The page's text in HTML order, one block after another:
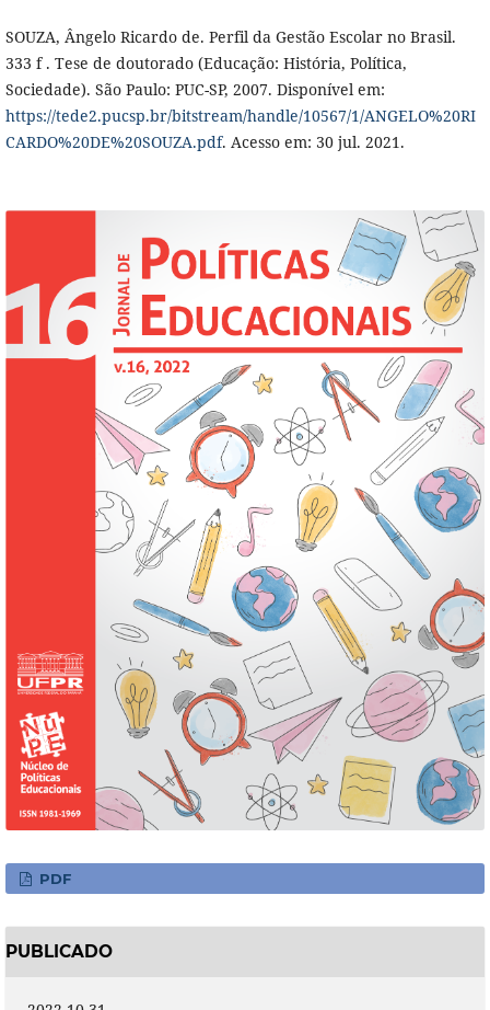
SOUZA, Ângelo Ricardo de. Perfil da Gestão Escolar no Brasil.
333 f . Tese de doutorado (Educação: História, Política,
Sociedade). São Paulo: PUC-SP, 2007. Disponível em:
https://tede2.pucsp.br/bitstream/handle/10567/1/ANGELO%20RI
CARDO%20DE%20SOUZA.pdf. Acesso em: 30 jul. 2021.
PDF
PUBLICADO